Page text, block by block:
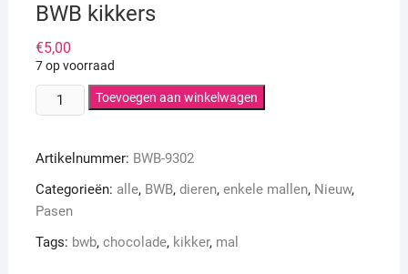
BWB kikkers
€5,00
7 op voorraad
BWB
kikkers
Toevoegen aan winkelwagen
Artikelnummer: BWB-9302
Categorieën: alle, BWB, dieren, enkele mallen, Nieuw,
Pasen
Tags: bwb, chocolade, kikker, mal